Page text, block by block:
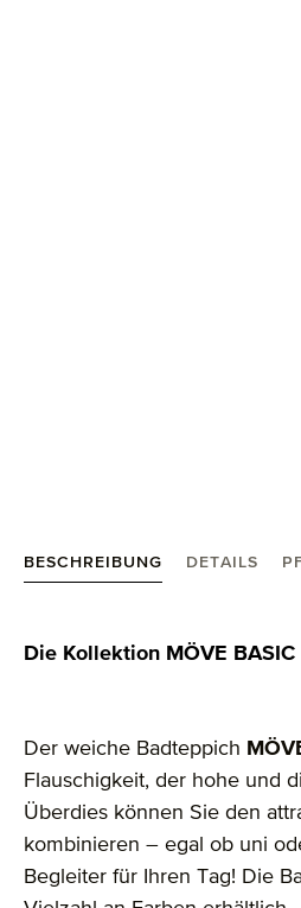
BESCHREIBUNG DETAILS
Produktinformationen
Die Kollektion MÖVE BASIC
Der weiche Badteppich
Flauschigkeit, der hohe und
Überdies können Sie den
kombinieren – egal ob uni
Begleiter für Ihren Tag! Die